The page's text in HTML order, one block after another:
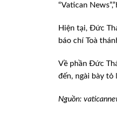
“Vatican
Hiện tại, Đức
báo chí Toà
Về phần Đức
đến, ngài bày tỏ
Nguồn: